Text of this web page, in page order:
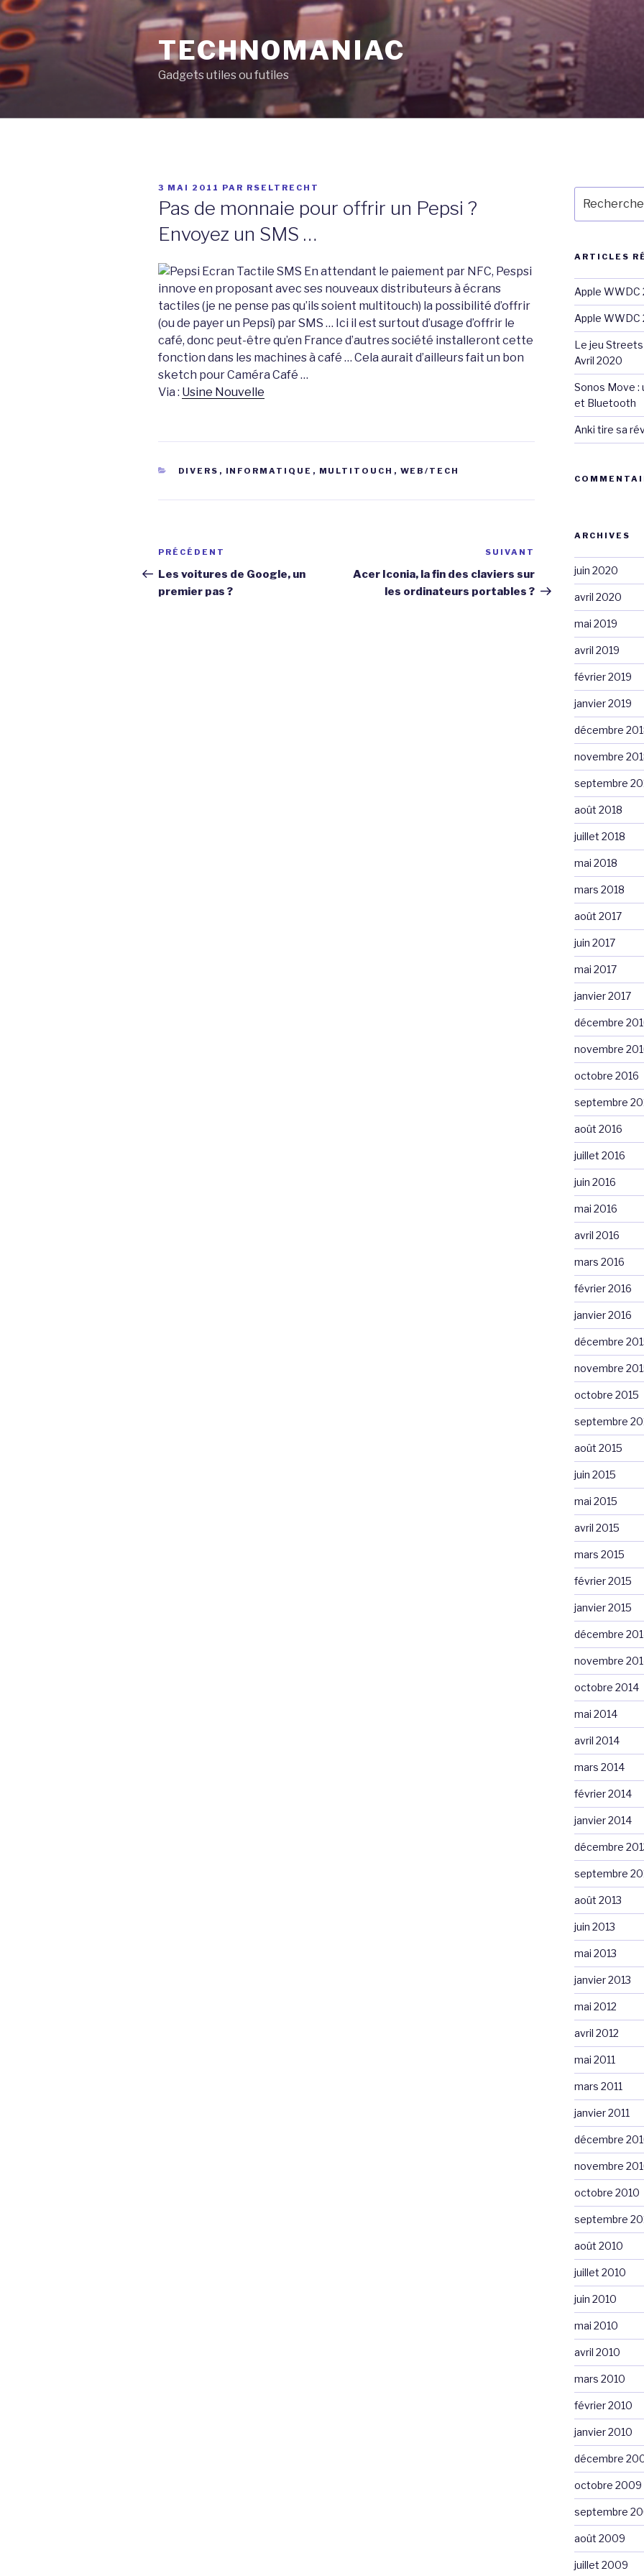
Aller
au
contenu
principal
TECHNOMANIAC
Gadgets utiles ou futiles
PUBLIÉ
3 MAI 2011 PAR RSELTRECHT
Pas de monnaie pour offrir un Pepsi ?
Envoyez un SMS …
En attendant le paiement par NFC, Pespsi
innove en proposant avec ses nouveaux distributeurs à écrans
tactiles (je ne pense pas qu’ils soient multitouch) la possibilité d’offrir
(ou de payer un Pepsi) par SMS … Ici il est surtout d’usage d’offrir le
café, donc peut-être qu’en France d’autres société installeront cette
fonction dans les machines à café … Cela aurait d’ailleurs fait un bon
sketch pour Caméra Café …
Via : Usine Nouvelle
CATÉGORIES
DIVERS , INFORMATIQUE , MULTITOUCH , WEB/TECH
Navigation
de
l’article
Article
précédent
PRÉCÉDENT
Les voitures de Google, un
premier pas ?
Article
suivant
SUIVANT
Acer Iconia, la fin des claviers sur
les ordinateurs portables ?
pour
:
ARTICLES
Apple WWDC
Apple WWDC
Le jeu
Avril 2020
Sonos Move :
et Bluetooth
Anki tire sa
ARCHIVES
juin 2020
avril 2020
mai 2019
avril 2019
février 2019
janvier 2019
décembre
novembre
septembre
août 2018
juillet 2018
mai 2018
mars 2018
août 2017
juin 2017
mai 2017
janvier 2017
décembre
novembre
octobre 2016
septembre
août 2016
juillet 2016
juin 2016
mai 2016
avril 2016
mars 2016
février 2016
janvier 2016
décembre
novembre
octobre 2015
septembre
août 2015
juin 2015
mai 2015
avril 2015
mars 2015
février 2015
janvier 2015
décembre
novembre
octobre 2014
mai 2014
avril 2014
mars 2014
février 2014
janvier 2014
décembre
septembre
août 2013
juin 2013
mai 2013
janvier 2013
mai 2012
avril 2012
mai 2011
mars 2011
janvier 2011
décembre
novembre
octobre 2010
septembre
août 2010
juillet 2010
juin 2010
mai 2010
avril 2010
mars 2010
février 2010
janvier 2010
décembre
octobre 2009
septembre
août 2009
juillet 2009